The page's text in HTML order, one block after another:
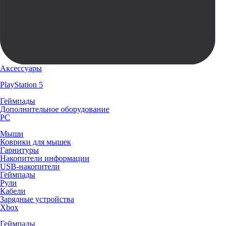
Аксессуары
PlayStation 5
Геймпады
Дополнительное оборудование
PC
Мыши
Коврики для мышек
Гарнитуры
Накопители информации
USB-накопители
Геймпады
Рули
Кабели
Зарядные устройства
Xbox
Геймпады